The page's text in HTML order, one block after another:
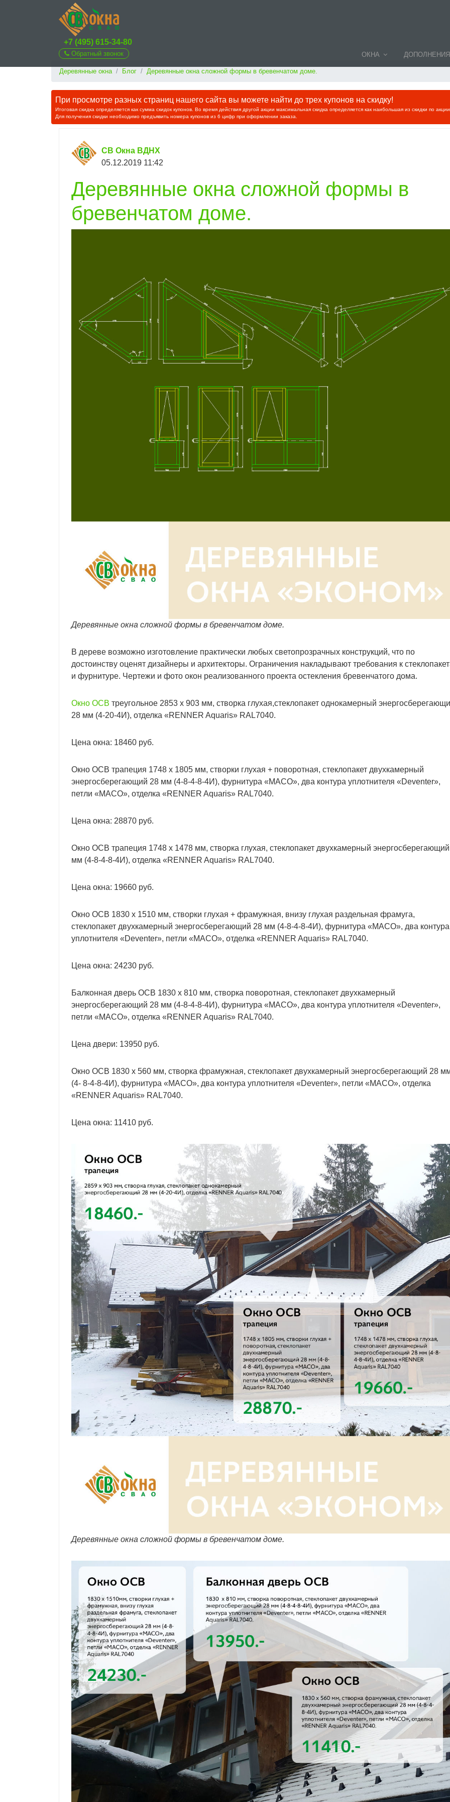
+7 (495) 615-34-80
Обратный звонок ОКНА ДОПОЛНЕНИЯ
Деревянные окна Блог Деревянные окна сложной формы в бревенчатом доме.
При просмотре разных страниц нашего сайта вы можете найти до трех купонов на скидку!
Итоговая скидка определяется как сумма скидок купонов. Во время действия другой акции максимальная скидка определяется как наибольшая из скидки по
Для получения скидки необходимо предъявить номера купонов из 6 цифр при оформлении заказа.
СВ Окна ВДНХ
05.12.2019 11:42
Деревянные окна сложной формы в
бревенчатом доме.
Деревянные окна сложной формы в бревенчатом доме.
В дереве возможно изготовление практически любых светопрозрачных конструкций, что по
достоинству оценят дизайнеры и архитекторы. Ограничения накладывают требования к
и фурнитуре. Чертежи и фото окон реализованного проекта остекления бревенчатого дома.
Окно ОСВ треугольное 2853 х 903 мм, створка глухая,стеклопакет однокамерный
28 мм (4-20-4И), отделка «RENNER Aquaris» RAL7040.
Цена окна: 18460 руб.
Окно ОСВ трапеция 1748 х 1805 мм, створки глухая + поворотная, стеклопакет двухкамерный
энергосберегающий 28 мм (4-8-4-8-4И), фурнитура «MACO», два контура уплотнителя «Deventer»,
петли «MACO», отделка «RENNER Aquaris» RAL7040.
Цена окна: 28870 руб.
Окно ОСВ трапеция 1748 х 1478 мм, створка глухая, стеклопакет двухкамерный
мм (4-8-4-8-4И), отделка «RENNER Aquaris» RAL7040.
Цена окна: 19660 руб.
Окно ОСВ 1830 х 1510 мм, створки глухая + фрамужная, внизу глухая раздельная фрамуга,
стеклопакет двухкамерный энергосберегающий 28 мм (4-8-4-8-4И), фурнитура «MACO», два контура
уплотнителя «Deventer», петли «MACO», отделка «RENNER Aquaris» RAL7040.
Цена окна: 24230 руб.
Балконная дверь ОСВ 1830 х 810 мм, створка поворотная, стеклопакет двухкамерный
энергосберегающий 28 мм (4-8-4-8-4И), фурнитура «MACO», два контура уплотнителя «Deventer»,
петли «MACO», отделка «RENNER Aquaris» RAL7040.
Цена двери: 13950 руб.
Окно ОСВ 1830 х 560 мм, створка фрамужная, стеклопакет двухкамерный энергосберегающий 28
(4- 8-4-8-4И), фурнитура «MACO», два контура уплотнителя «Deventer», петли «MACO», отделка
«RENNER Aquaris» RAL7040.
Цена окна: 11410 руб.
Деревянные окна сложной формы в бревенчатом доме.